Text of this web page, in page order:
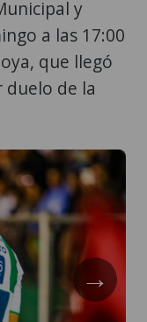
y
a las 17:00
que llegó
de la
→